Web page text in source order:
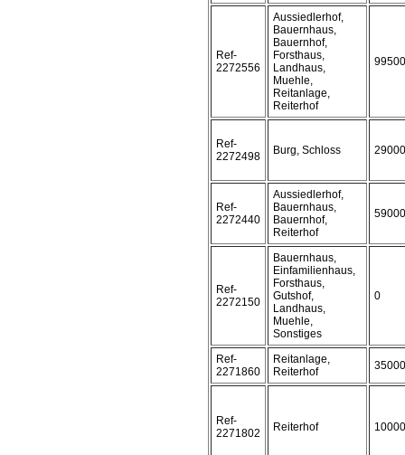
Ref-
2272556
Aussiedlerhof,
Bauernhaus,
Bauernhof,
Forsthaus,
Landhaus,
Muehle,
Reitanlage,
Reiterhof
Ref-
2272498
Burg, Schloss
Ref-
2272440
Aussiedlerhof,
Bauernhaus,
Bauernhof,
Reiterhof
Ref-
2272150
Bauernhaus,
Einfamilienhaus,
Forsthaus,
Gutshof,
Landhaus,
Muehle,
Sonstiges
0
Ref-
2271860
Reitanlage,
Reiterhof
Ref-
2271802
Reiterhof